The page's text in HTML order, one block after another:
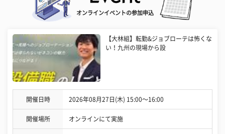
オンラインイベントの参加申込
【大林組】転勤&ジョブローテは怖くな
い！九州の現場から設
開催日時 2026年08月27日(木) 15:00〜16:00
開催場所 オンラインにて実施